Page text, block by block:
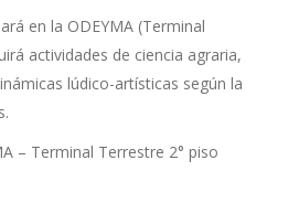
en la ODEYMA (Terminal
actividades de ciencia agraria,
lúdico-artísticas según la
– Terminal Terrestre 2° piso